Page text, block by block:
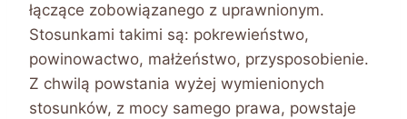
łączące zobowiązanego z uprawnionym.
Stosunkami takimi są: pokrewieństwo,
powinowactwo, małżeństwo, przysposobienie.
Z chwilą powstania wyżej wymienionych
stosunków, z mocy samego prawa, powstaje